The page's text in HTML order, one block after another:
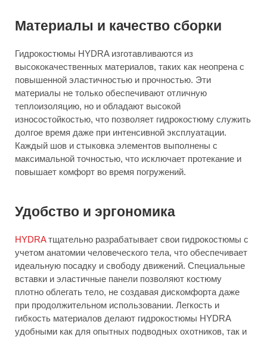
Материалы и качество сборки
Гидрокостюмы HYDRA изготавливаются из
высококачественных материалов, таких как неопрена с
повышенной эластичностью и прочностью. Эти
материалы не только обеспечивают отличную
теплоизоляцию, но и обладают высокой
износостойкостью, что позволяет гидрокостюму служить
долгое время даже при интенсивной эксплуатации.
Каждый шов и стыковка элементов выполнены с
максимальной точностью, что исключает протекание и
повышает комфорт во время погружений.
Удобство и эргономика
HYDRAтщательно разрабатывает свои гидрокостюмы с
учетом анатомии человеческого тела, что обеспечивает
идеальную посадку и свободу движений. Специальные
вставки и эластичные панели позволяют костюму
плотно облегать тело, не создавая дискомфорта даже
при продолжительном использовании. Легкость и
гибкость материалов делают гидрокостюмы HYDRA
удобными как для опытных подводных охотников, так и